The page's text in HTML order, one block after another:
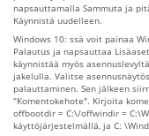
napsauttamalla Sammuta ja
Käynnistä uudelleen.
Windows 10: ssä voit painaa
Palautus ja napsauttaa
käynnistää myös
jakelulla. Valitse
palauttaminen. Sen jälkeen
"Komentokehote". Kirjoita
offbootdir = C:\/offwindir =
käyttöjärjestelmällä, ja C: